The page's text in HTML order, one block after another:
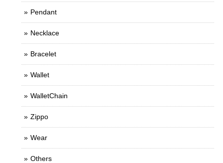
Pendant
Necklace
Bracelet
Wallet
WalletChain
Zippo
Wear
Others